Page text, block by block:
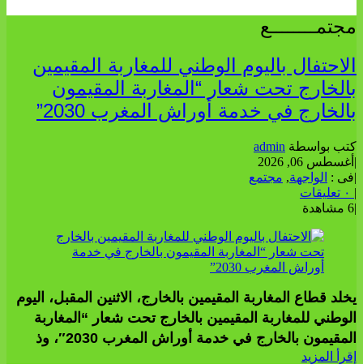
مجتمــــــــع
الاحتفال باليوم الوطني للمغاربة المقيمين
بالخارج تحت شعار “المغاربة المقيمون
بالخارج في خدمة أوراش المغرب 2030”
كتب بواسطة admin
| أغسطس 06, 2026
|فى : الواجهة, مجتمع
|
|6 مشاهدة
يخلد قطاع المغاربة المقيمين بالخارج، الاثنين المقبل، اليوم
الوطني للمغاربة المقيمين بالخارج تحت شعار “المغاربة
المقيمون بالخارج في خدمة أوراش المغرب 2030″، وذ
إقرأ المزيد